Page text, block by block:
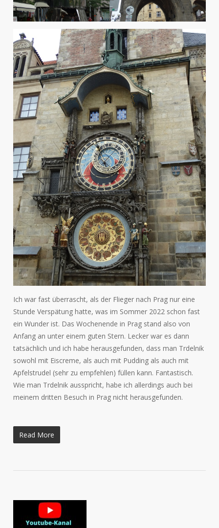
Ich war fast überrascht, als der Flieger nach Prag nur eine
Stunde Verspätung hatte, was im Sommer 2022 schon fast
ein Wunder ist. Das Wochenende in Prag stand also von
Anfang an unter einem guten Stern. Lecker war es dann
tatsächlich und ich habe herausgefunden, dass man Trdelnik
sowohl mit Eiscreme, als auch mit Pudding als auch mit
Apfelstrudel (sehr zu empfehlen) füllen kann. Fantastisch.
Wie man Trdelnik ausspricht, habe ich allerdings auch bei
meinem dritten Besuch in Prag nicht herausgefunden.
Read More